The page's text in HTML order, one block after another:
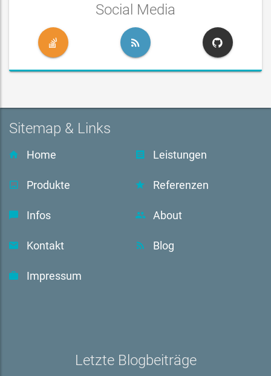
Social Media
Sitemap & Links
Home Leistungen
Produkte Referenzen
Infos About
Kontakt Blog
Impressum
Letzte Blogbeiträge